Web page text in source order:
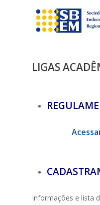
LIGAS
Informações e lista